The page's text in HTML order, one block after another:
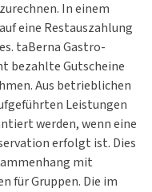
In einem
eine Restauszahlung
taBerna Gastro-
bezahlte Gutscheine
Aus betrieblichen
Leistungen
werden, wenn eine
erfolgt ist. Dies
mit
für Gruppen. Die im